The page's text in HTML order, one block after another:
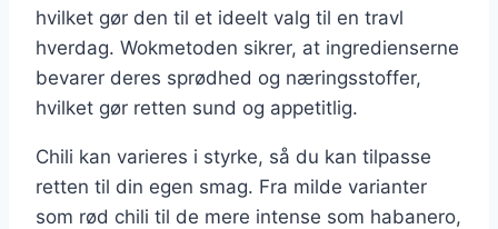
hvilket gør den til et ideelt valg til en travl
hverdag. Wokmetoden sikrer, at ingredienserne
bevarer deres sprødhed og næringsstoffer,
hvilket gør retten sund og appetitlig.
Chili kan varieres i styrke, så du kan tilpasse
retten til din egen smag. Fra milde varianter
som rød chili til de mere intense som habanero,